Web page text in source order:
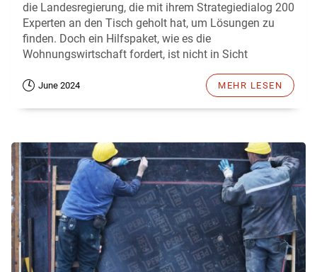
die Landesregierung, die mit ihrem Strategiedialog 200
Experten an den Tisch geholt hat, um Lösungen zu
finden. Doch ein Hilfspaket, wie es die
Wohnungswirtschaft fordert, ist nicht in Sicht
June 2024 MEHR LESEN